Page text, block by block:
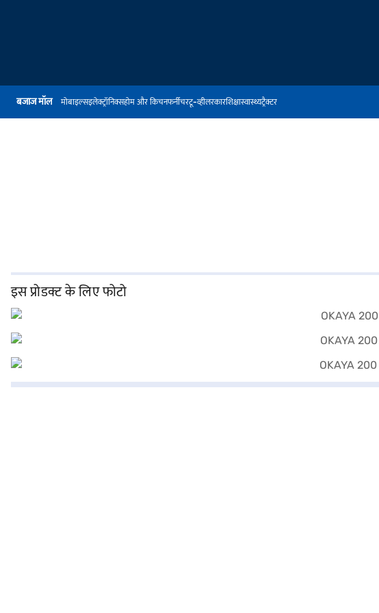
बजाज मॉल मोबाइल्सइलेक्ट्रॉनिक्सहोम और किचनफर्नीचरटू-व्हीलरकारशिक्षास्वास्थ्यट्रैक्टर
इस प्रोडक्ट के लिए फोटो